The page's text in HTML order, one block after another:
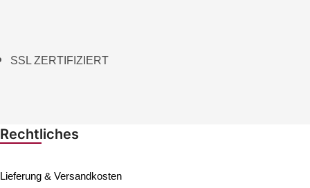
SSL ZERTIFIZIERT
Rechtliches
Lieferung & Versandkosten